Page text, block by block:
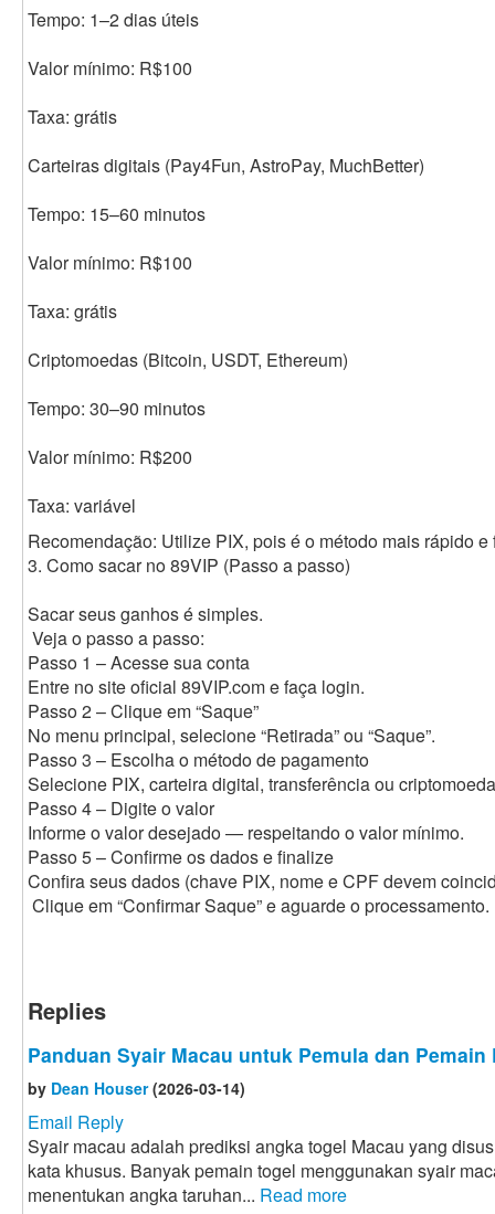
Tempo: 1–2 dias úteis
Valor mínimo: R$100
Taxa: grátis
Carteiras digitais (Pay4Fun, AstroPay, MuchBetter)
Tempo: 15–60 minutos
Valor mínimo: R$100
Taxa: grátis
Criptomoedas (Bitcoin, USDT, Ethereum)
Tempo: 30–90 minutos
Valor mínimo: R$200
Taxa: variável
Recomendação: Utilize PIX, pois é o método mais rápido
3. Como sacar no 89VIP (Passo a passo)
Sacar seus ganhos é simples.
Veja o passo a passo:
Passo 1 – Acesse sua conta
Entre no site oficial 89VIP.com e faça login.
Passo 2 – Clique em “Saque”
No menu principal, selecione “Retirada” ou “Saque”.
Passo 3 – Escolha o método de pagamento
Selecione PIX, carteira digital, transferência ou
Passo 4 – Digite o valor
Informe o valor desejado — respeitando o valor mínimo.
Passo 5 – Confirme os dados e finalize
Confira seus dados (chave PIX, nome e CPF devem
Clique em “Confirmar Saque” e aguarde o processamento.
Replies
Panduan Syair Macau untuk Pemula dan
by Dean Houser(2026-03-14)
Email Reply
Syair macau adalah prediksi angka togel Macau yang
kata khusus. Banyak pemain togel menggunakan syair
menentukan angka taruhan... Read more